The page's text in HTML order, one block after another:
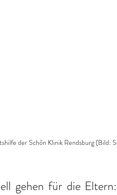
der Schön Klinik Rendsburg (Bild:
gehen für die